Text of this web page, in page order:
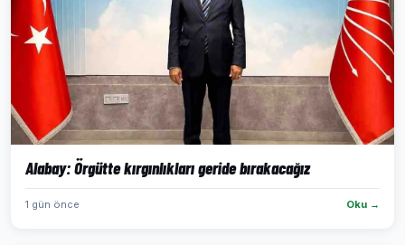
Alabay: Örgütte kırgınlıkları geride bırakacağız
1 gün önce Oku →